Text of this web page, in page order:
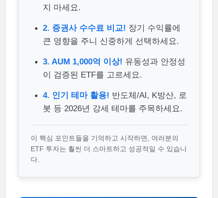
지 마세요.
2. 증권사 수수료 비교! 장기 수익률에
큰 영향을 주니 신중하게 선택하세요.
3. AUM 1,000억 이상! 유동성과 안정성
이 검증된 ETF를 고르세요.
4. 인기 테마 활용! 반도체/AI, K방산, 로
봇 등 2026년 강세 테마를 주목하세요.
이 핵심 포인트들을 기억하고 시작하면, 여러분의
ETF 투자는 훨씬 더 스마트하고 성공적일 수 있습니
다.